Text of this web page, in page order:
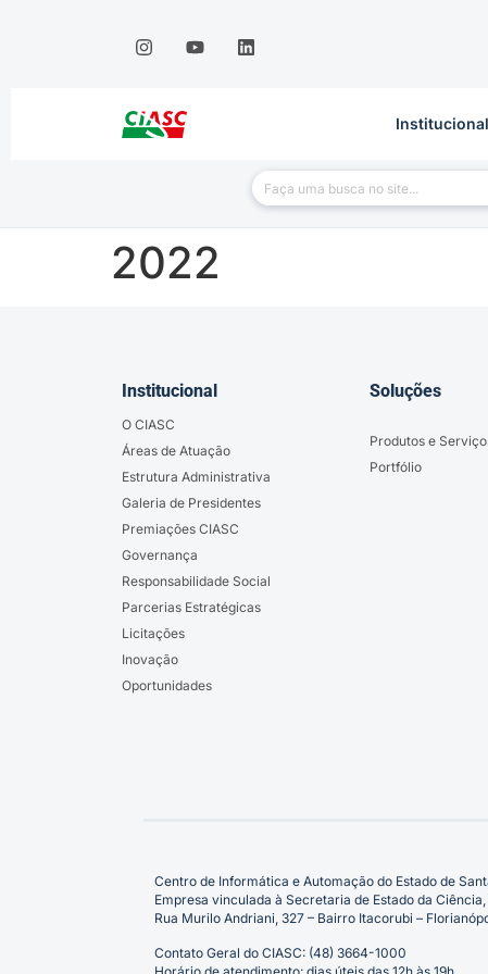
Institucional
2022
Institucional
O CIASC
Áreas de Atuação
Estrutura Administrativa
Galeria de Presidentes
Premiações CIASC
Governança
Responsabilidade Social
Parcerias Estratégicas
Licitações
Inovação
Oportunidades
Soluções
Produtos e
Portfólio
Centro de Informática e Automação do Estado de
Empresa vinculada à Secretaria de Estado da
Rua Murilo Andriani, 327 – Bairro Itacorubi –
Contato Geral do CIASC: (48) 3664-1000